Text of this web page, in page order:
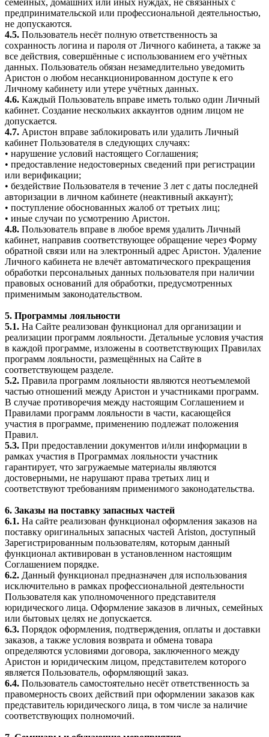
предпринимательской или профессиональной деятельностью,
не допускаются.
4.5. Пользователь несёт полную ответственность за
сохранность логина и пароля от Личного кабинета, а также за
все действия, совершённые с использованием его учётных
данных. Пользователь обязан незамедлительно уведомить
Аристон о любом несанкционированном доступе к его
Личному кабинету или утере учётных данных.
4.6. Каждый Пользователь вправе иметь только один Личный
кабинет. Создание нескольких аккаунтов одним лицом не
допускается.
4.7. Аристон вправе заблокировать или удалить Личный
кабинет Пользователя в следующих случаях:
• нарушение условий настоящего Соглашения;
• предоставление недостоверных сведений при регистрации
или верификации;
• бездействие Пользователя в течение 3 лет с даты последней
авторизации в личном кабинете (неактивный аккаунт);
• поступление обоснованных жалоб от третьих лиц;
• иные случаи по усмотрению Аристон.
4.8. Пользователь вправе в любое время удалить Личный
кабинет, направив соответствующее обращение через Форму
обратной связи или на электронный адрес Аристон. Удаление
Личного кабинета не влечёт автоматического прекращения
обработки персональных данных пользователя при наличии
правовых оснований для обработки, предусмотренных
применимым законодательством.
5. Программы лояльности
5.1. На Сайте реализован функционал для организации и
реализации программ лояльности. Детальные условия участия
в каждой программе, изложены в соответствующих Правилах
программ лояльности, размещённых на Сайте в
соответствующем разделе.
5.2. Правила программ лояльности являются неотъемлемой
частью отношений между Аристон и участниками программ.
В случае противоречия между настоящим Соглашением и
Правилами программ лояльности в части, касающейся
участия в программе, применению подлежат положения
Правил.
5.3. При предоставлении документов и/или информации в
рамках участия в Программах лояльности участник
гарантирует, что загружаемые материалы являются
достоверными, не нарушают права третьих лиц и
соответствуют требованиям применимого законодательства.
6. Заказы на поставку запасных частей
6.1. На сайте реализован функционал оформления заказов на
поставку оригинальных запасных частей Ariston, доступный
Зарегистрированным пользователям, которым данный
функционал активирован в установленном настоящим
Соглашением порядке.
6.2. Данный функционал предназначен для использования
исключительно в рамках профессиональной деятельности
Пользователя как уполномоченного представителя
юридического лица. Оформление заказов в личных, семейных
или бытовых целях не допускается.
6.3. Порядок оформления, подтверждения, оплаты и доставки
заказов, а также условия возврата и обмена товара
определяются условиями договора, заключенного между
Аристон и юридическим лицом, представителем которого
является Пользователь, оформляющий заказ.
6.4. Пользователь самостоятельно несёт ответственность за
правомерность своих действий при оформлении заказов как
представитель юридического лица, в том числе за наличие
соответствующих полномочий.